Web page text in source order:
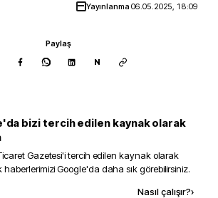
Yayınlanma06.05.2025, 18:09
Paylaş
N
bizi tercih edilen kaynak olarak
Gazetesi'i tercih edilen kaynak olarak
haberlerimizi Google'da daha sık görebilirsiniz.
Nasıl çalışır?›